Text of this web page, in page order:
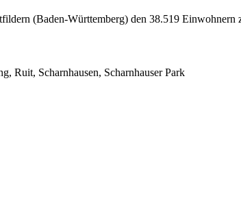
(Baden-Württemberg) den 38.519 Einwohnern
Ruit, Scharnhausen, Scharnhauser Park